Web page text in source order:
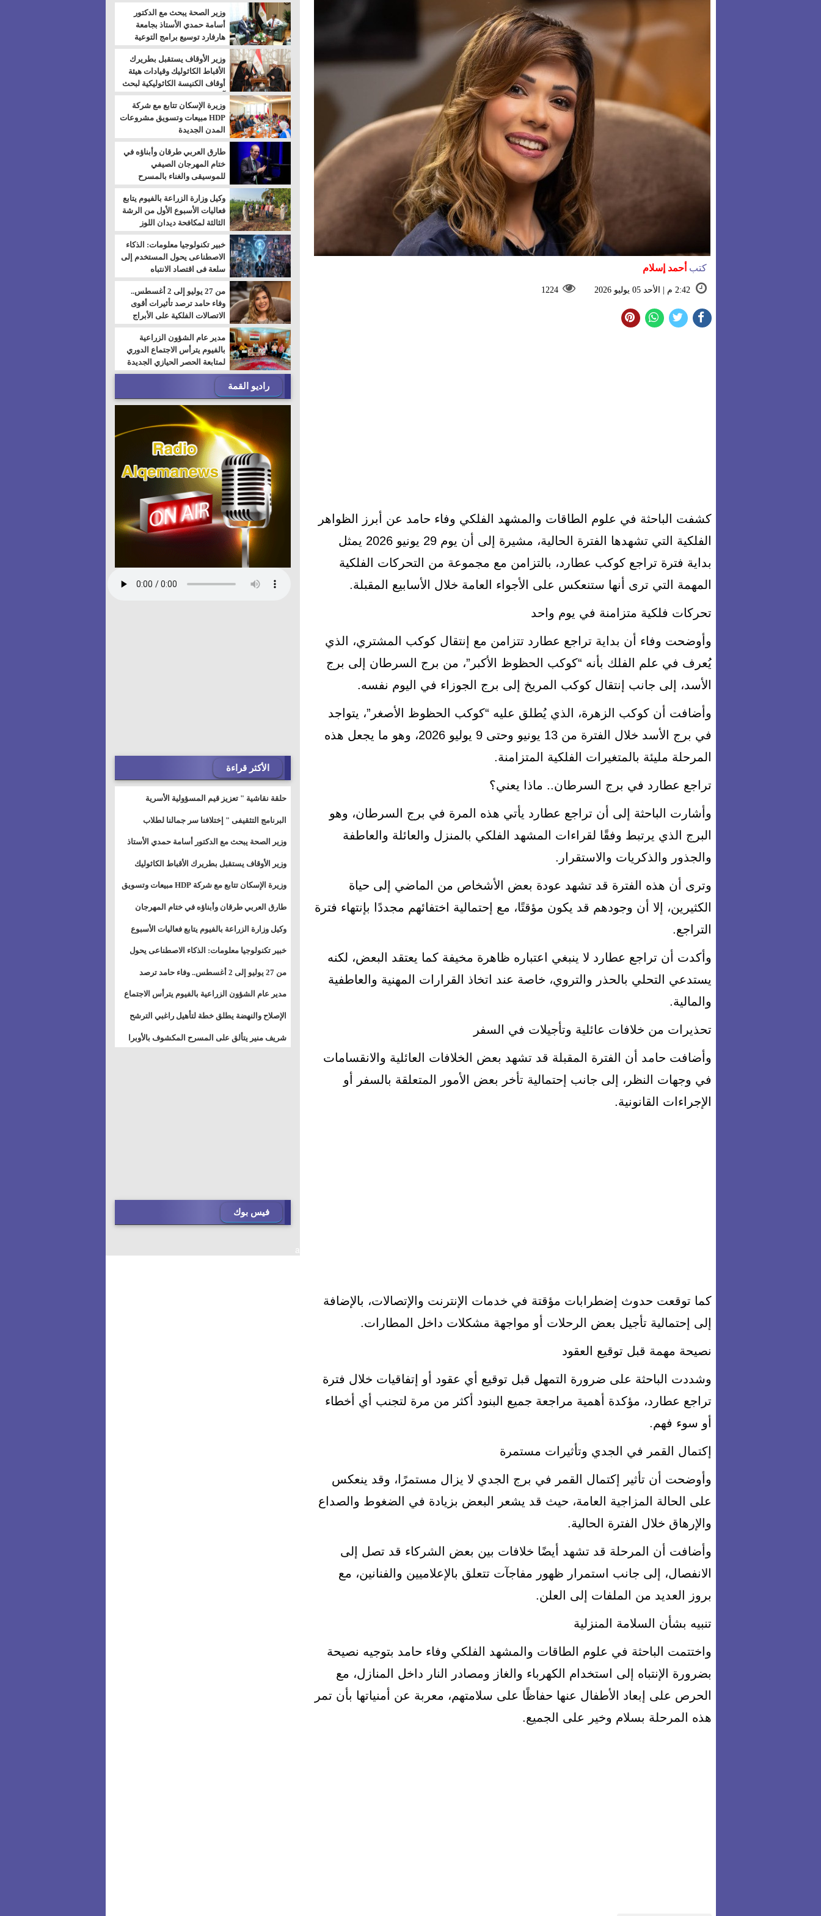
كتب أحمد إسلام
2:42 م | الأحد 05 يوليو 2026 1224
كشفت الباحثة في علوم الطاقات والمشهد الفلكي وفاء حامد عن أبرز الظواهر
الفلكية التي تشهدها الفترة الحالية، مشيرة إلى أن يوم 29 يونيو 2026 يمثل
بداية فترة تراجع كوكب عطارد، بالتزامن مع مجموعة من التحركات الفلكية
المهمة التي ترى أنها ستنعكس على الأجواء العامة خلال الأسابيع المقبلة.
تحركات فلكية متزامنة في يوم واحد
وأوضحت وفاء أن بداية تراجع عطارد تتزامن مع إنتقال كوكب المشتري، الذي
يُعرف في علم الفلك بأنه “كوكب الحظوظ الأكبر”، من برج السرطان إلى برج
الأسد، إلى جانب إنتقال كوكب المريخ إلى برج الجوزاء في اليوم نفسه.
وأضافت أن كوكب الزهرة، الذي يُطلق عليه “كوكب الحظوظ الأصغر”، يتواجد
في برج الأسد خلال الفترة من 13 يونيو وحتى 9 يوليو 2026، وهو ما يجعل هذه
المرحلة مليئة بالمتغيرات الفلكية المتزامنة.
تراجع عطارد في برج السرطان.. ماذا يعني؟
وأشارت الباحثة إلى أن تراجع عطارد يأتي هذه المرة في برج السرطان، وهو
البرج الذي يرتبط وفقًا لقراءات المشهد الفلكي بالمنزل والعائلة والعاطفة
والجذور والذكريات والاستقرار.
وترى أن هذه الفترة قد تشهد عودة بعض الأشخاص من الماضي إلى حياة
الكثيرين، إلا أن وجودهم قد يكون مؤقتًا، مع إحتمالية اختفائهم مجددًا بإنتهاء فترة
التراجع.
وأكدت أن تراجع عطارد لا ينبغي اعتباره ظاهرة مخيفة كما يعتقد البعض، لكنه
يستدعي التحلي بالحذر والتروي، خاصة عند اتخاذ القرارات المهنية والعاطفية
والمالية.
تحذيرات من خلافات عائلية وتأجيلات في السفر
وأضافت حامد أن الفترة المقبلة قد تشهد بعض الخلافات العائلية والانقسامات
في وجهات النظر، إلى جانب إحتمالية تأخر بعض الأمور المتعلقة بالسفر أو
الإجراءات القانونية.
كما توقعت حدوث إضطرابات مؤقتة في خدمات الإنترنت والإتصالات، بالإضافة
إلى إحتمالية تأجيل بعض الرحلات أو مواجهة مشكلات داخل المطارات.
نصيحة مهمة قبل توقيع العقود
وشددت الباحثة على ضرورة التمهل قبل توقيع أي عقود أو إتفاقيات خلال فترة
تراجع عطارد، مؤكدة أهمية مراجعة جميع البنود أكثر من مرة لتجنب أي أخطاء
أو سوء فهم.
إكتمال القمر في الجدي وتأثيرات مستمرة
وأوضحت أن تأثير إكتمال القمر في برج الجدي لا يزال مستمرًا، وقد ينعكس
على الحالة المزاجية العامة، حيث قد يشعر البعض بزيادة في الضغوط والصداع
والإرهاق خلال الفترة الحالية.
وأضافت أن المرحلة قد تشهد أيضًا خلافات بين بعض الشركاء قد تصل إلى
الانفصال، إلى جانب استمرار ظهور مفاجآت تتعلق بالإعلاميين والفنانين، مع
بروز العديد من الملفات إلى العلن.
تنبيه بشأن السلامة المنزلية
واختتمت الباحثة في علوم الطاقات والمشهد الفلكي وفاء حامد بتوجيه نصيحة
بضرورة الإنتباه إلى استخدام الكهرباء والغاز ومصادر النار داخل المنازل، مع
الحرص على إبعاد الأطفال عنها حفاظًا على سلامتهم، معربة عن أمنياتها بأن تمر
هذه المرحلة بسلام وخير على الجميع.
بالسويس
وزير الصحة يبحث مع الدكتور
أسامة حمدي الأستاذ بجامعة
هارفارد توسيع برامج التوعية
بمرض السكري
وزير الأوقاف يستقبل بطريرك
الأقباط الكاثوليك وقيادات هيئة
أوقاف الكنيسة الكاثوليكية لبحث
آفاق التعاون المشترك
وزيرة الإسكان تتابع مع شركة
HDP مبيعات وتسويق مشروعات
المدن الجديدة
طارق العربي طرقان وأبناؤه في
ختام المهرجان الصيفي
للموسيقى والغناء بالمسرح
المكشوف
وكيل وزارة الزراعة بالفيوم يتابع
فعاليات الأسبوع الأول من الرشة
الثالثة لمكافحة ديدان اللوز
للقطن
خبير تكنولوجيا معلومات: الذكاء
الاصطناعى يحول المستخدم إلى
سلعة فى اقتصاد الانتباه
من 27 يوليو إلى 2 أغسطس..
وفاء حامد ترصد تأثيرات أقوى
الاتصالات الفلكية على الأبراج
مدير عام الشؤون الزراعية
بالفيوم يترأس الاجتماع الدوري
لمتابعة الحصر الحيازي الجديدة
راديو القمة
الأكثر قراءة
حلقة نقاشية " تعزيز قيم المسؤولية الأسرية
البرنامج التثقيفى " إختلافنا سر جمالنا لطلاب
وطالبات ذوى الهمهم" بمدارس التربية الخاصة
وزير الصحة يبحث مع الدكتور أسامة حمدي الأستاذ
بجامعة هارفارد توسيع برامج التوعية بمرض السكري
وزير الأوقاف يستقبل بطريرك الأقباط الكاثوليك
وزيرة الإسكان تتابع مع شركة HDP مبيعات وتسويق
مشروعات المدن الجديدة
طارق العربي طرقان وأبناؤه في ختام المهرجان
الصيفي للموسيقى والغناء بالمسرح المكشوف
وكيل وزارة الزراعة بالفيوم يتابع فعاليات الأسبوع
خبير تكنولوجيا معلومات: الذكاء الاصطناعى يحول
المستخدم إلى سلعة فى اقتصاد الانتباه
من 27 يوليو إلى 2 أغسطس.. وفاء حامد ترصد
تأثيرات أقوى الاتصالات الفلكية على الأبراج
مدير عام الشؤون الزراعية بالفيوم يترأس الاجتماع
الدوري لمتابعة الحصر الحيازي الجديدة
الإصلاح والنهضة يطلق خطة لتأهيل راغبي الترشح
للمجالس الشعبية المحلية ويستعرض خطط أماناته
بالمحافظات
شريف منير يتألق على المسرح المكشوف بالأوبرا
فيس بوك
a